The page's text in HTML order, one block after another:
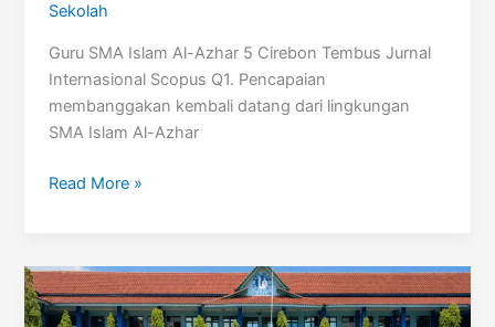
Sekolah
Guru SMA Islam Al-Azhar 5 Cirebon Tembus Jurnal
Internasional Scopus Q1. Pencapaian
membanggakan kembali datang dari lingkungan
SMA Islam Al-Azhar
Jurnal
Q1
Read More »